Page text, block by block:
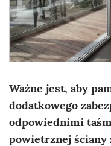
Ważne jest, aby
dodatkowego
odpowiednimi
powietrznej ściany